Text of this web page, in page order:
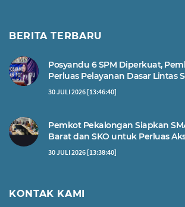
BERITA TERBARU
Posyandu 6 SPM Diperkuat,
Perluas Pelayanan Dasar Lintas
30 JULI 2026 [13:46:40]
Pemkot Pekalongan Siapkan
Barat dan SKO untuk Perluas
30 JULI 2026 [13:38:40]
KONTAK KAMI